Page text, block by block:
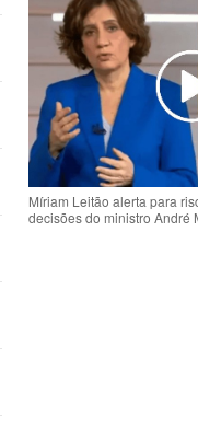
Míriam Leitão alerta para
decisões do ministro André